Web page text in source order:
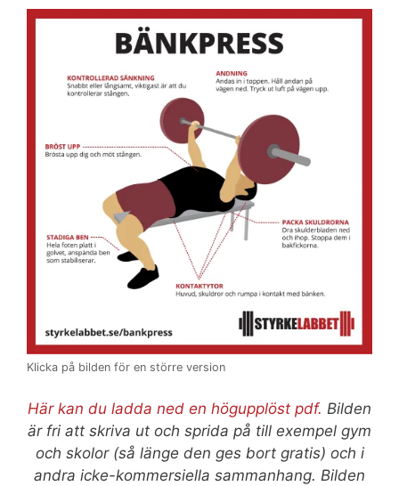
Klicka på bilden för en större version
Här kan du ladda ned en högupplöst pdf. Bilden
är fri att skriva ut och sprida på till exempel gym
och skolor (så länge den ges bort gratis) och i
andra icke-kommersiella sammanhang. Bilden